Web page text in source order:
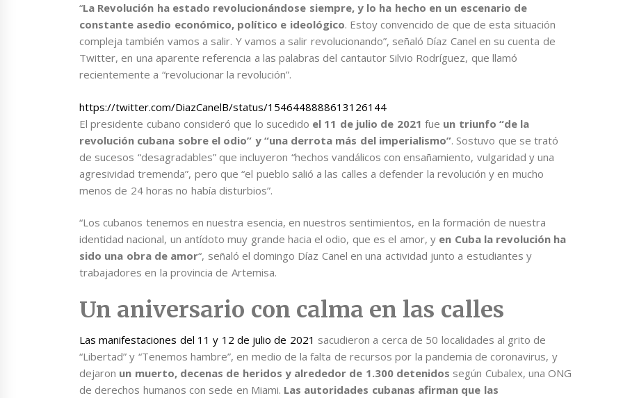
“La Revolución ha estado revolucionándose siempre, y lo ha hecho en un escenario de
constante asedio económico, político e ideológico. Estoy convencido de que de esta situación
compleja también vamos a salir. Y vamos a salir revolucionando”, señaló Díaz Canel en su cuenta de
Twitter, en una aparente referencia a las palabras del cantautor Silvio Rodríguez, que llamó
recientemente a “revolucionar la revolución”.
https://twitter.com/DiazCanelB/status/1546448888613126144
El presidente cubano consideró que lo sucedido el 11 de julio de 2021 fue un triunfo “de la
revolución cubana sobre el odio” y “una derrota más del imperialismo”. Sostuvo que se trató
de sucesos “desagradables” que incluyeron “hechos vandálicos con ensañamiento, vulgaridad y una
agresividad tremenda”, pero que “el pueblo salió a las calles a defender la revolución y en mucho
menos de 24 horas no había disturbios”.
“Los cubanos tenemos en nuestra esencia, en nuestros sentimientos, en la formación de nuestra
identidad nacional, un antídoto muy grande hacia el odio, que es el amor, y en Cuba la revolución ha
sido una obra de amor“, señaló el domingo Díaz Canel en una actividad junto a estudiantes y
trabajadores en la provincia de Artemisa.
Un aniversario con calma en las calles
Las manifestaciones del 11 y 12 de julio de 2021 sacudieron a cerca de 50 localidades al grito de
“Libertad” y “Tenemos hambre”, en medio de la falta de recursos por la pandemia de coronavirus, y
dejaron un muerto, decenas de heridos y alrededor de 1.300 detenidos según Cubalex, una ONG
de derechos humanos con sede en Miami. Las autoridades cubanas afirman que las